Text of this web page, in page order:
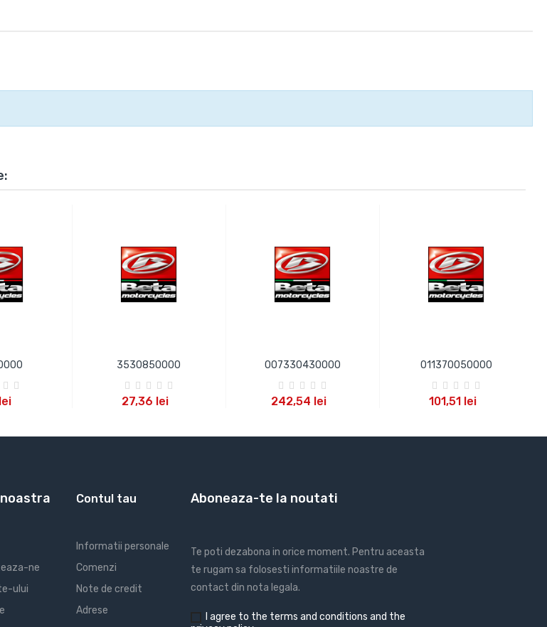
COS
3530850000
27,36 lei
ADAUGA IN COS
007330430000
242,54 lei
ADAUGA IN COS
011370050000
101,51 lei
ADAUGA IN COS
ne
ului
Contul tau
Informatii personale
Comenzi
Note de credit
Adrese
Aboneaza-te la noutati
Te poti dezabona in orice moment. Pentru aceasta
te rugam sa folosesti informatiile noastre de
contact din nota legala.
agree to the terms and conditions and the